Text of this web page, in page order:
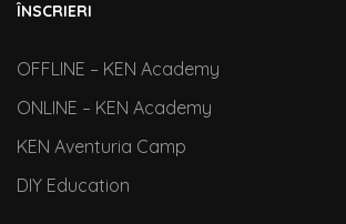
ÎNSCRIERI
OFFLINE – KEN Academy
ONLINE – KEN Academy
KEN Aventuria Camp
DIY Education